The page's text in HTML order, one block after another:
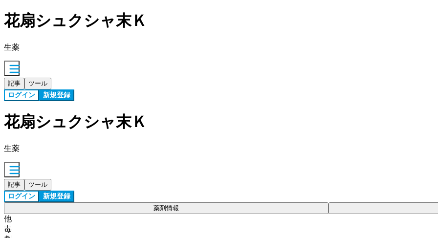
花扇シュクシャ末Ｋ
生薬
記事 ツール
ログイン 新規登録
花扇シュクシャ末Ｋ
生薬
記事 ツール
ログイン 新規登録
薬剤情報
他
毒